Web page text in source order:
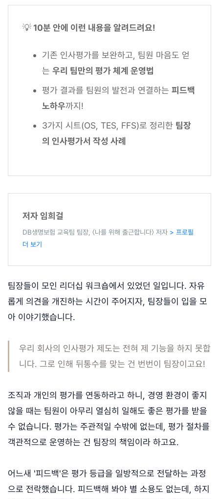
💡10분 안에 이런 내용을 알려드려요!
기존 인사평가를 보완하고, 팀원 마음도 얻
는 우리 팀만의 평가 체계 운영법
평가 결과를 팀원의 발전과 연결하는 피드백
노하우까지!
3가지 시트(OS, TES, FFS)로 정리한 팀장
의 인사평가서 작성 사례
저자 임희걸
DB생명보험 교육팀 팀장, 〈나를 위해 출근합니다〉 저자 > 프로필
더 보기
팀장들이 모인 리더십 워크숍에서 있었던 일입니다. 자유
롭게 의견을 개진하는 시간이 주어지자, 팀장들이 입을 모
아 이야기했습니다.
우리 회사의 인사평가 제도는 전혀 제 기능을 하지 못합
니다. 그로 인해 뒤통수를 맞는 건 번번이 팀장이고요!
조직과 개인의 평가를 연동하라고 하니, 경영 환경이 좋지
않을 때는 팀원이 아무리 열심히 일해도 좋은 평가를 받을
수 없습니다. 평가는 주관적일 수밖에 없는데, 평가 절차를
객관적으로 운영하는 건 팀장의 책임이라 하고요.
어느새 '피드백'은 평가 등급을 일방적으로 전달하는 과정
으로 전락했습니다. 피드백해 봐야 별 소용도 없는데, 하지